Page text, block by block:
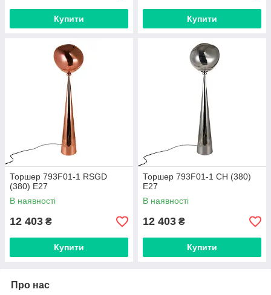
Купити Купити
Торшер 793F01-1 RSGD
(380) E27
В наявності
12 403 ₴
Купити
Торшер 793F01-1 CH (380)
E27
В наявності
12 403 ₴
Купити
Про нас